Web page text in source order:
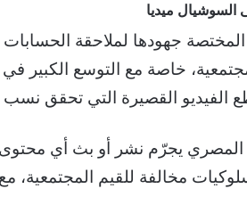
ميديا
المختصة جهودها لملاحقة
خاصة مع التوسع الكبير
الفيديو القصيرة التي تحقق
المصري يجرّم نشر أو بث أي
مخالفة للقيم المجتمعية، مع